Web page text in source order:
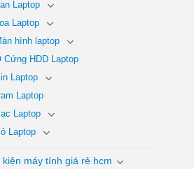
Laptop
Laptop
hình laptop
Cứng HDD Laptop
Laptop
Laptop
Laptop
Laptop
kiện máy tính giá rẻ hcm